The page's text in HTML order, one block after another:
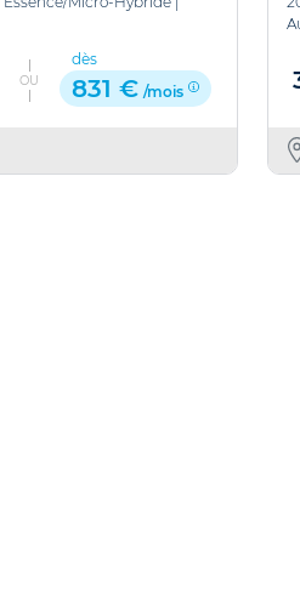
OU
dès
831 € /mois